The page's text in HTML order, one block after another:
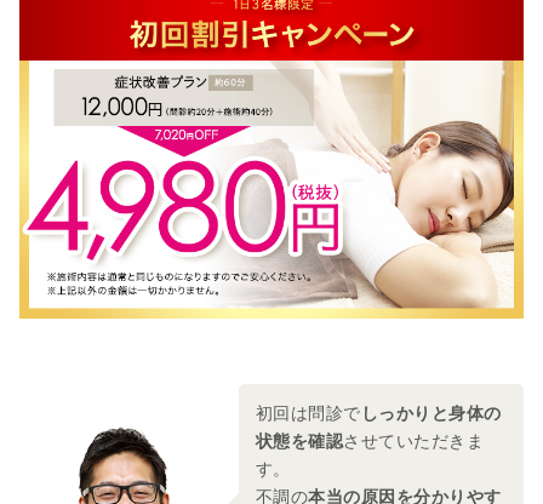
初回は問診で しっかりと身体の
状態を確認させていただきま
す。
不調の本当の原因を分かりやす